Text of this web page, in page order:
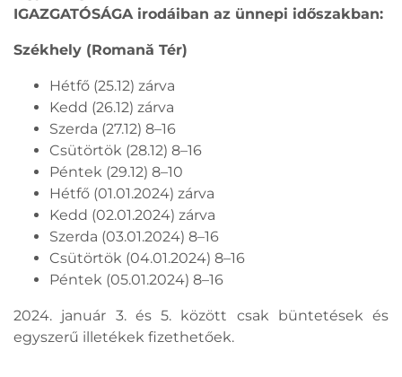
IGAZGATÓSÁGA irodáiban az ünnepi időszakban:
Székhely (Romană Tér)
Hétfő (25.12) zárva
Kedd (26.12) zárva
Szerda (27.12) 8–16
Csütörtök (28.12) 8–16
Péntek (29.12) 8–10
Hétfő (01.01.2024) zárva
Kedd (02.01.2024) zárva
Szerda (03.01.2024) 8–16
Csütörtök (04.01.2024) 8–16
Péntek (05.01.2024) 8–16
2024. január 3. és 5. között csak büntetések és
egyszerű illetékek fizethetőek.